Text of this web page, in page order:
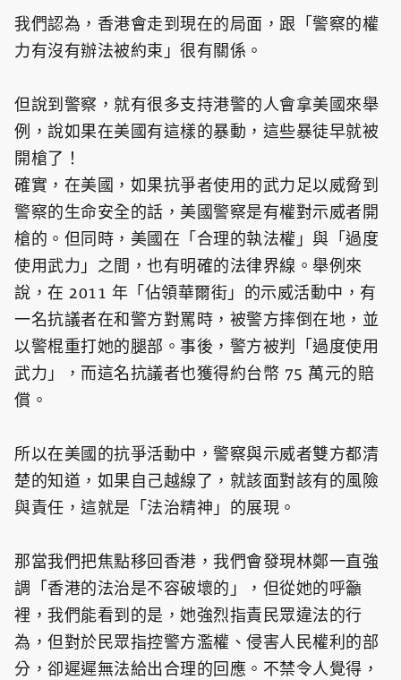
我們認為，香港會走到現在的局面，跟「警察的權
力有沒有辦法被約束」很有關係。
但說到警察，就有很多支持港警的人會拿美國來舉
例，說如果在美國有這樣的暴動，這些暴徒早就被
開槍了！
確實，在美國，如果抗爭者使用的武力足以威脅到
警察的生命安全的話，美國警察是有權對示威者開
槍的。但同時，美國在「合理的執法權」與「過度
使用武力」之間，也有明確的法律界線。舉例來
說，在 2011 年「佔領華爾街」的示威活動中，有
一名抗議者在和警方對罵時，被警方摔倒在地，並
以警棍重打她的腿部。事後，警方被判「過度使用
武力」，而這名抗議者也獲得約台幣 75 萬元的賠
償。
所以在美國的抗爭活動中，警察與示威者雙方都清
楚的知道，如果自己越線了，就該面對該有的風險
與責任，這就是「法治精神」的展現。
那當我們把焦點移回香港，我們會發現林鄭一直強
調「香港的法治是不容破壞的」，但從她的呼籲
裡，我們能看到的是，她強烈指責民眾違法的行
為，但對於民眾指控警方濫權、侵害人民權利的部
分，卻遲遲無法給出合理的回應。不禁令人覺得，